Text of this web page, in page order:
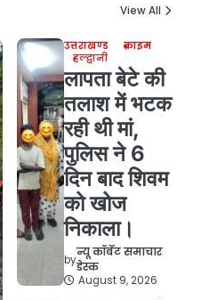
View All
उत्तराखण्ड
क्राइम
हल्द्वानी
लापता बेटे की
तलाश में भटक
रही थी मां,
पुलिस ने 6
दिन बाद शिवम
को खोज
निकाला।
by
न्यू कॉर्बेट समाचार
डेस्क
August 9, 2026